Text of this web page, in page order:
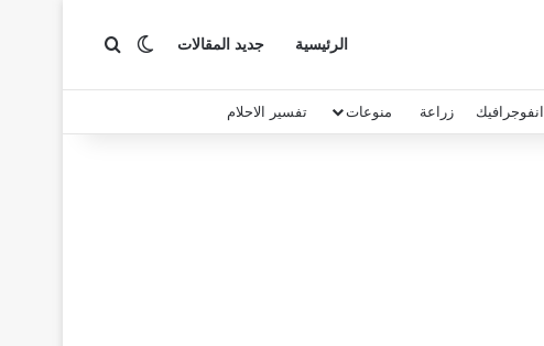
الرئيسية جديد المقالات الوضع المظلم
انفوجرافيك زراعة منوعات تفسير الاحلام